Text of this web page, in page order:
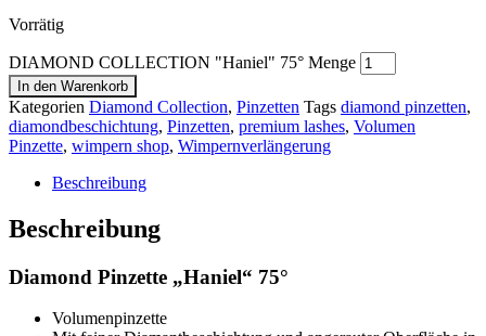
Vorrätig
DIAMOND COLLECTION "Haniel" 75° Menge
In den Warenkorb
Kategorien Diamond Collection, Pinzetten Tags diamond pinzetten,
diamondbeschichtung, Pinzetten, premium lashes, Volumen
Pinzette, wimpern shop, Wimpernverlängerung
Beschreibung
Beschreibung
Diamond Pinzette „Haniel“ 75°
Volumenpinzette